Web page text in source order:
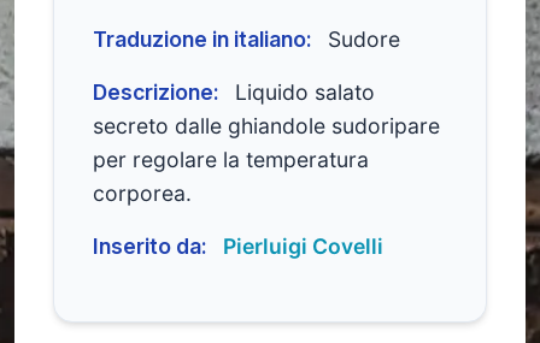
Traduzione in italiano: Sudore
Descrizione:
Liquido salato
secreto dalle ghiandole sudoripare
per regolare la temperatura
corporea.
Inserito da: Pierluigi Covelli